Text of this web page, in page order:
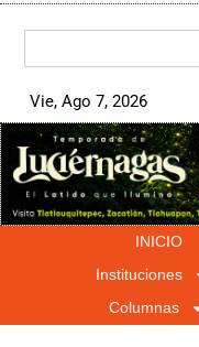
Vie, Ago 7, 2026
INICIO
Instituciones
Columnas